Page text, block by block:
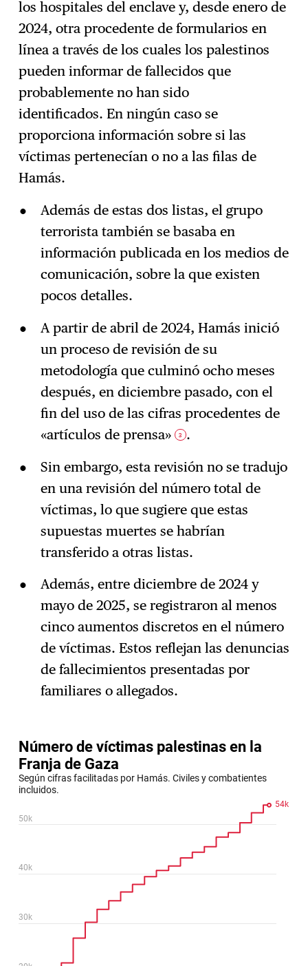
los hospitales del enclave y, desde enero de
2024, otra procedente de formularios en
línea a través de los cuales los palestinos
pueden informar de fallecidos que
probablemente no han sido
identificados. En ningún caso se
proporciona información sobre si las
víctimas pertenecían o no a las filas de
Hamás.
Además de estas dos listas, el grupo
terrorista también se basaba en
información publicada en los medios de
comunicación, sobre la que existen
pocos detalles.
A partir de abril de 2024, Hamás inició
un proceso de revisión de su
metodología que culminó ocho meses
después, en diciembre pasado, con el
fin del uso de las cifras procedentes de
«artículos de prensa»
3 .
Sin embargo, esta revisión no se tradujo
en una revisión del número total de
víctimas, lo que sugiere que estas
supuestas muertes se habrían
transferido a otras listas.
Además, entre diciembre de 2024 y
mayo de 2025, se registraron al menos
cinco aumentos discretos en el número
de víctimas. Estos reflejan las denuncias
de fallecimientos presentadas por
familiares o allegados.